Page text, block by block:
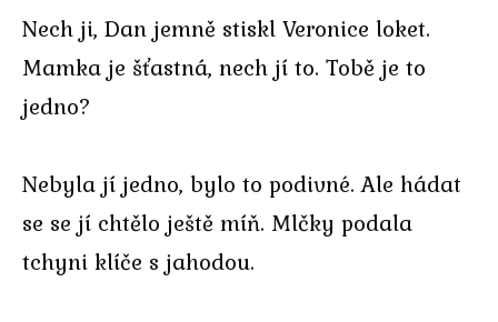
Nech ji, Dan jemně stiskl Veronice loket.
Mamka je šťastná, nech jí to. Tobě je to
jedno?
Nebyla jí jedno, bylo to podivné. Ale hádat
se se jí chtělo ještě míň. Mlčky podala
tchyni klíče s jahodou.